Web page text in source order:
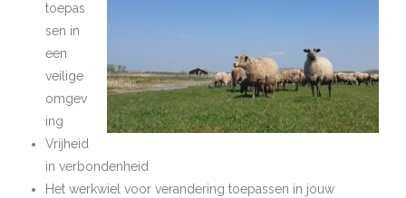
toepas
sen in
een
veilige
omgev
ing
Vrijheid
in verbondenheid
Het werkwiel voor verandering toepassen in jouw